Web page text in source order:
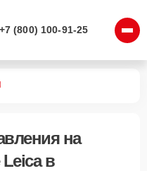
+7 (800) 100-91-25
на
в